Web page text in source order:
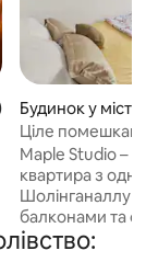
4,87 з 5,
Будинок у місті
луру
Ціле помешкання
кімната, 1 кухня
відряджень –
Maple Studio –
квартира з
Шолінганаллурі
балконами та
місцем зі